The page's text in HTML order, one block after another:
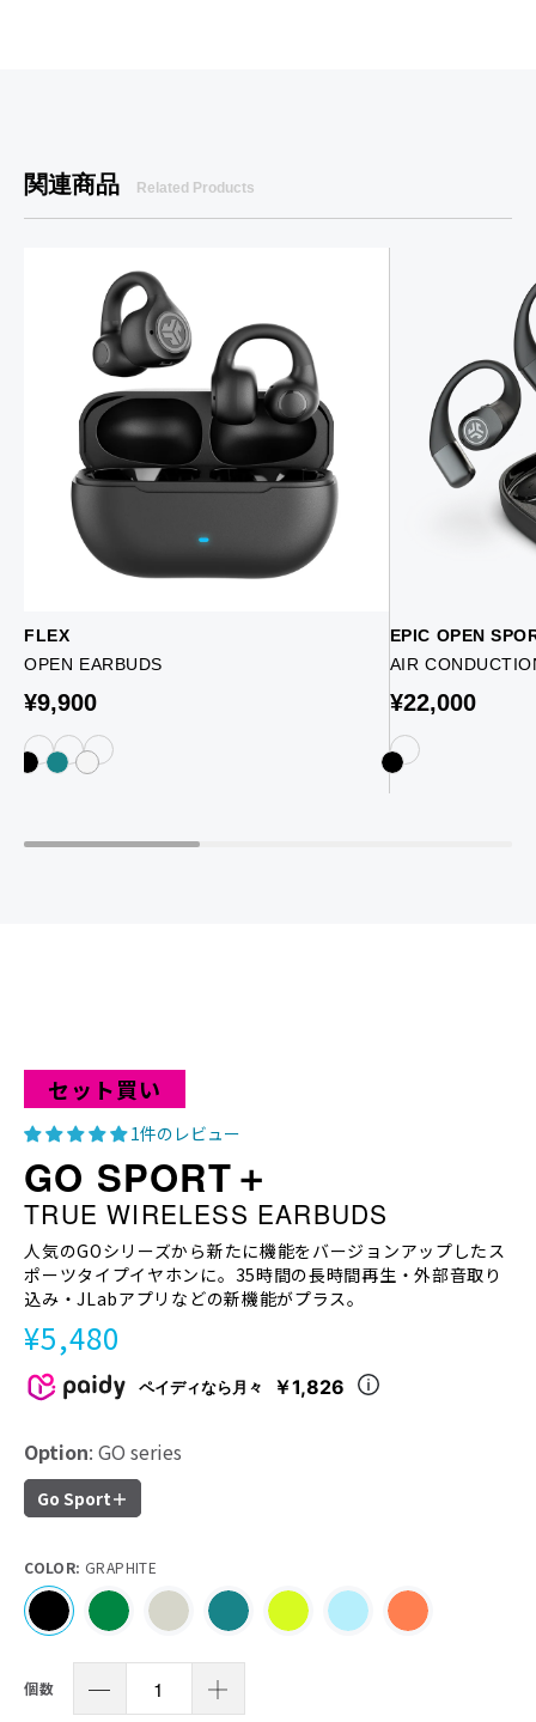
関連商品 Related Products
FLEX
OPEN EARBUDS
¥9,900
EPIC OPEN
AIR
¥22,000
セット買い
1件のレビュー
GO SPORT＋
TRUE WIRELESS EARBUDS
人気のGOシリーズから新たに機能をバージョンアップしたス
ポーツタイプイヤホンに。35時間の長時間再生・外部音取り
込み・JLabアプリなどの新機能がプラス。
¥5,480
ペイディなら月々 ￥1,826
Option: GO series
Go Sport＋
COLOR: GRAPHITE
個数